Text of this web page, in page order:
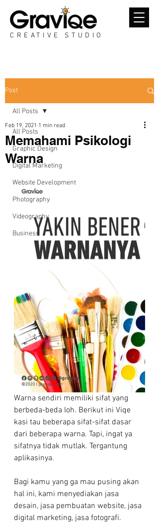
CREATIVE STUDIO
Post
All Posts
Graphic Design
Digital Marketing
Website Development
Photography
Videography
Business
All Posts
Memahami Psikologi
Warna
Feb 19, 2021 1 min read
Warna sendiri memiliki sifat yang
berbeda-beda loh. Berikut ini Viqe
kasi tau beberapa sifat-sifat dasar
dari beberapa warna. Tapi, ingat ya
sifatnya tidak mutlak. Tergantung
aplikasinya.
Bagi kamu yang ga mau pusing akan
hal ini, kami menyediakan jasa
desain, jasa pembuatan website, jasa
digital marketing, jasa fotografi.